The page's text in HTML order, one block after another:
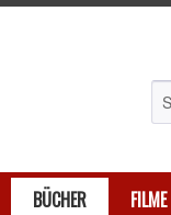
BÜCHER